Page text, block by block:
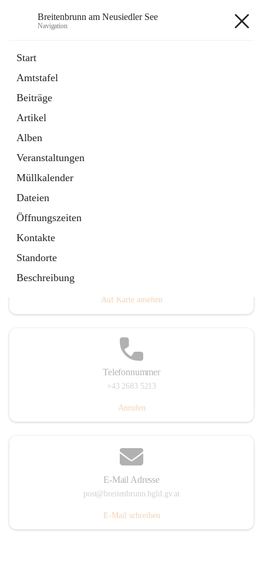
Breitenbrunn am Neusiedler See
Navigation
Start
Amtstafel
Beiträge
Artikel
Alben
Veranstaltungen
Müllkalender
Dateien
Öffnungszeiten
Kontakte
Standorte
Beschreibung
18 Schnellzugriffe
Gemeindeservice
Auf Karte ansehen
Telefonnummer
+43 2683 5213
Anrufen
E-Mail Adresse
post@breitenbrunn.bgld.gv.at
E-Mail schreiben